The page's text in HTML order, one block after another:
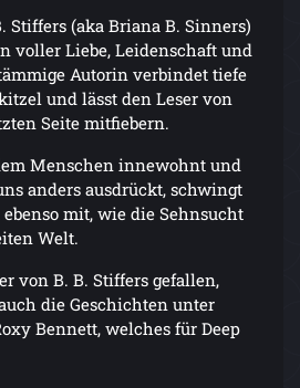
Stiffers (aka Briana B. Sinners)
voller Liebe, Leidenschaft und
Autorin verbindet tiefe
und lässt den Leser von
Seite mitfiebern.
Menschen innewohnt und
anders ausdrückt, schwingt
mit, wie die Sehnsucht
Welt.
von B. B. Stiffers gefallen,
die Geschichten unter
Bennett, welches für Deep